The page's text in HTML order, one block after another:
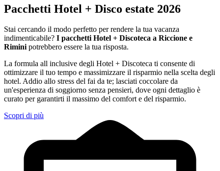
Pacchetti Hotel + Disco estate 2026
Stai cercando il modo perfetto per rendere la tua vacanza
indimenticabile? I pacchetti Hotel + Discoteca a Riccione e
Riminipotrebbero essere la tua risposta.
La formula all inclusive degli Hotel + Discoteca ti consente di
ottimizzare il tuo tempo e massimizzare il risparmio nella scelta degli
hotel. Addio allo stress del fai da te; lasciati coccolare da
un'esperienza di soggiorno senza pensieri, dove ogni dettaglio è
curato per garantirti il massimo del comfort e del risparmio.
Scopri di più